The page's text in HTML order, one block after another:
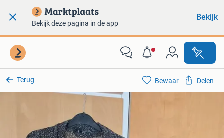
Bekijk deze pagina in de app
Bekijk
Terug Bewaar Delen